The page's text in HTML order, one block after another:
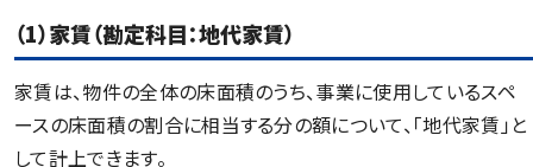
（1）家賃（勘定科目：地代家賃）
家賃は、物件の全体の床面積のうち、事業に使用しているスペ
ースの床面積の割合に相当する分の額について、「地代家賃」と
して計上できます。